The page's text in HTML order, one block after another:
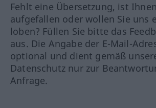
Fehlt eine Übersetzung, ist
aufgefallen oder wollen Sie uns
loben? Füllen Sie bitte das
aus. Die Angabe der E-Mail-
optional und dient gemäß
Datenschutz nur zur
Anfrage.